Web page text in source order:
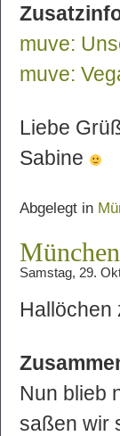
muve:
muve:
Liebe
Sabine
Abgelegt in
Samstag, 29.
Hallöchen
Nun blieb
saßen wir